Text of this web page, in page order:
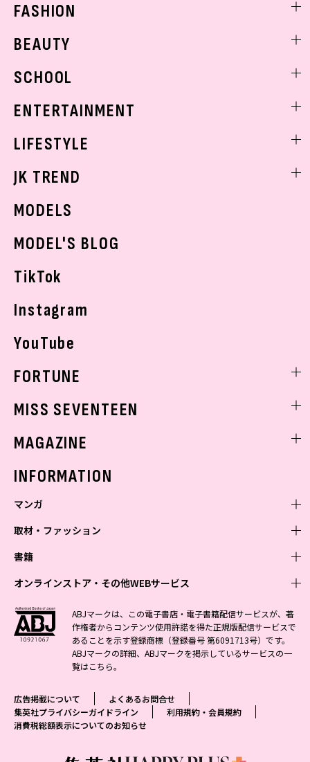
FASHION
着回し
BEAUTY
ベストコスメ
ボディケア
SCHOOL
学校ヘアメイク
ENTERTAINMENT
K-POP
LIFESTYLE
モデルの購入品
JK TREND
MODELS
MODEL'S BLOG
TikTok
Instagram
YouTube
FORTUNE
MISS SEVENTEEN
MAGAZINE
INFORMATION
マンガ
少年マンガ
Vジャンプ
最強ジャンプ
少年ジャンプ+
ジャンプTOON
ジャンプルーキー！
S-MANGA
集英社コミック文庫
青年マンガ
ZEBRACK
S-MANGA
集英社ジャンプリミックス
週刊ヤングジャンプ
ヤングジャンプ定期購読デジタル
少女マンガ
ZEBRACK
S-MANGA
集英社コミック文庫
マーガレット
別冊マーガレット
女性マンガ
ジャンプTOON
集英社コミック文庫
マンガMee公式サイト
リマコミ
取材・ファッション
ファッション・美容
BAILA
MAQUIA
eclat
T JAPAN
芸能・情報・スポーツ
週プレNEWS
週プレ グラジャパ!
書籍
文芸・文庫・総合
小説すばる
集英社 文芸ステーション
web 集英社文庫
アジア人物史
学芸・ノンフィクション・新書
1日5分で、明日は変わる よみタイ yomitai
集英社学芸部 - 学芸・ノンフィクション
集英社ビジネス書
集英社新書プラス - 知の水先案内人
kotoba
ライトノベル・ノベライズ
集英社オレンジ文庫
JUMP j-BOOKS
ダッシュエックス文庫公式サイト
集英社Webマガジン コバルト
集英社の児童図書 S-KIDS.LAND
オンラインストア・その他WEBサービス
オンラインストア
OTO
SHUEISHA MANGA-ART HERITAGE
ジャンプキャラクターズストア
HAPPY PLUS STORE
SHUEISHA VOX
LEEマルシェ
その他WEBサービス
集英社アドナビ
集英社エディターズ・ラボ
ABJマークは、この電子書店・電子書籍配信サービスが、著
作権者からコンテンツ使用許諾を得た正規版配信サービスで
あることを示す登録商標（登録番号 第6091713号）です。
ABJマークの詳細、ABJマークを掲示しているサービスの一
覧はこちら。
広告掲載について
よくあるお問合せ
集英社プライバシーガイドライン
利用規約・会員規約
消費税総額表示についてのお知らせ